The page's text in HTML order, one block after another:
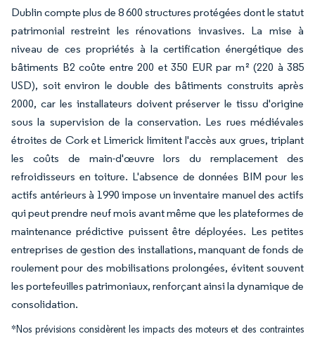
Dublin compte plus de 8 600 structures protégées dont le statut
patrimonial restreint les rénovations invasives. La mise à
niveau de ces propriétés à la certification énergétique des
bâtiments B2 coûte entre 200 et 350 EUR par m² (220 à 385
USD), soit environ le double des bâtiments construits après
2000, car les installateurs doivent préserver le tissu d'origine
sous la supervision de la conservation. Les rues médiévales
étroites de Cork et Limerick limitent l'accès aux grues, triplant
les coûts de main-d'œuvre lors du remplacement des
refroidisseurs en toiture. L'absence de données BIM pour les
actifs antérieurs à 1990 impose un inventaire manuel des actifs
qui peut prendre neuf mois avant même que les plateformes de
maintenance prédictive puissent être déployées. Les petites
entreprises de gestion des installations, manquant de fonds de
roulement pour des mobilisations prolongées, évitent souvent
les portefeuilles patrimoniaux, renforçant ainsi la dynamique de
consolidation.
*Nos prévisions considèrent les impacts des moteurs et des contraintes